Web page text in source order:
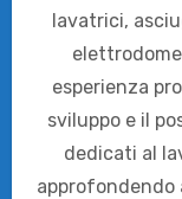
lavatrici,
esperienza
sviluppo e il
dedicati al
approfondendo